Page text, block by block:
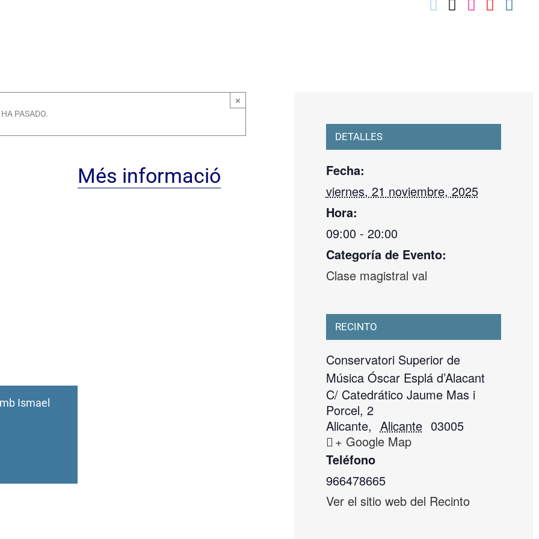
03010739@iseacv.gva.es
×
PASADO.
Ismael
Més informació
DETALLES
Fecha:
viernes, 21 noviembre, 2025
Hora:
09:00 - 20:00
Categoría de Evento:
Clase magistral val
RECINTO
Conservatori Superior de
Música Óscar Esplá d’Alacant
C/ Catedrático Jaume Mas i
Porcel, 2
Alicante, Alicante 03005
+ Google Map
Teléfono
966478665
Ver el sitio web del Recinto